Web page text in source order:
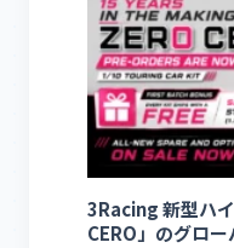
3Racing 新型ハ
CERO」のグロー